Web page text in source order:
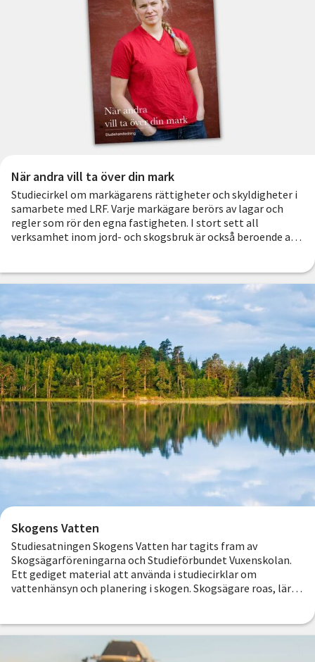
När andra vill ta över din mark
Studiecirkel om markägarens rättigheter och skyldigheter i
samarbete med LRF. Varje markägare berörs av lagar och
regler som rör den egna fastigheten. I stort sett all
verksamhet inom jord- och skogsbruk är också beroende av
Skogens Vatten
Studiesatningen Skogens Vatten har tagits fram av
Skogsägarföreningarna och Studieförbundet Vuxenskolan.
Ett gediget material att använda i studiecirklar om
vattenhänsyn och planering i skogen. Skogsägare roas, lär